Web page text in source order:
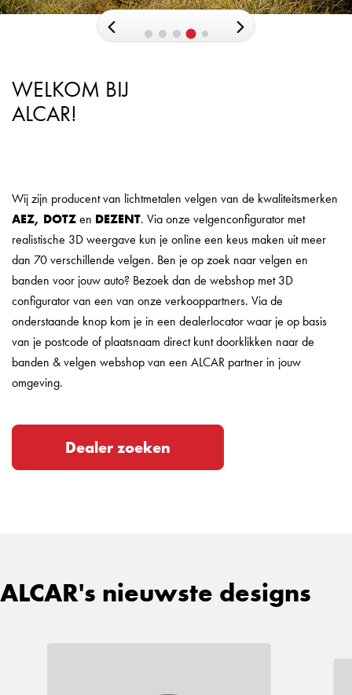
WELKOM BIJ
ALCAR!
Wij zijn producent van lichtmetalen velgen van de kwaliteitsmerken
AEZ, DOTZen DEZENT. Via onze velgenconfigurator met
realistische 3D weergave kun je online een keus maken uit meer
dan 70 verschillende velgen. Ben je op zoek naar velgen en
banden voor jouw auto? Bezoek dan de webshop met 3D
configurator van een van onze verkooppartners. Via de
onderstaande knop kom je in een dealerlocator waar je op basis
van je postcode of plaatsnaam direct kunt doorklikken naar de
banden & velgen webshop van een ALCAR partner in jouw
omgeving.
Dealer zoeken
ALCAR's nieuwste designs